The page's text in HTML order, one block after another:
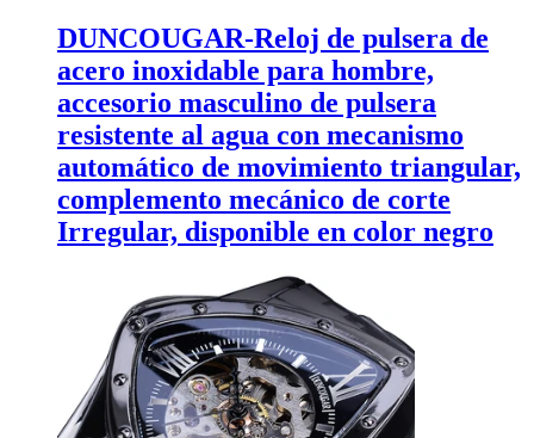
DUNCOUGAR-Reloj de pulsera de
acero inoxidable para hombre,
accesorio masculino de pulsera
resistente al agua con mecanismo
automático de movimiento triangular,
complemento mecánico de corte
Irregular, disponible en color negro